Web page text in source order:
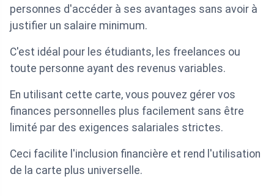
personnes d'accéder à ses avantages sans avoir à
justifier un salaire minimum.
C'est idéal pour les étudiants, les freelances ou
toute personne ayant des revenus variables.
En utilisant cette carte, vous pouvez gérer vos
finances personnelles plus facilement sans être
limité par des exigences salariales strictes.
Ceci facilite l'inclusion financière et rend l'utilisation
de la carte plus universelle.